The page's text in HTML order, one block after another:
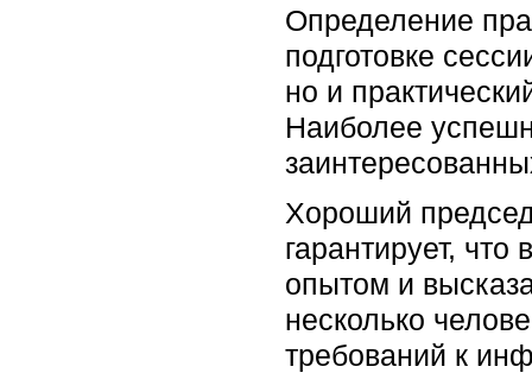
Определение
подготовке
но и
Наиболее
Хороший
гарантирует,
опытом и
несколько
требований к